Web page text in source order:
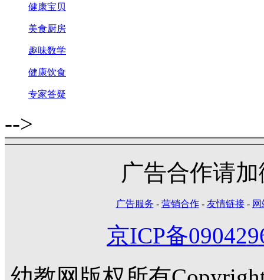
健康宝贝
美食厨房
趣味数学
健康饮食
专家答疑
-->
广告合作请加
广告服务 - 营销合作- 友情链接-
京ICP备